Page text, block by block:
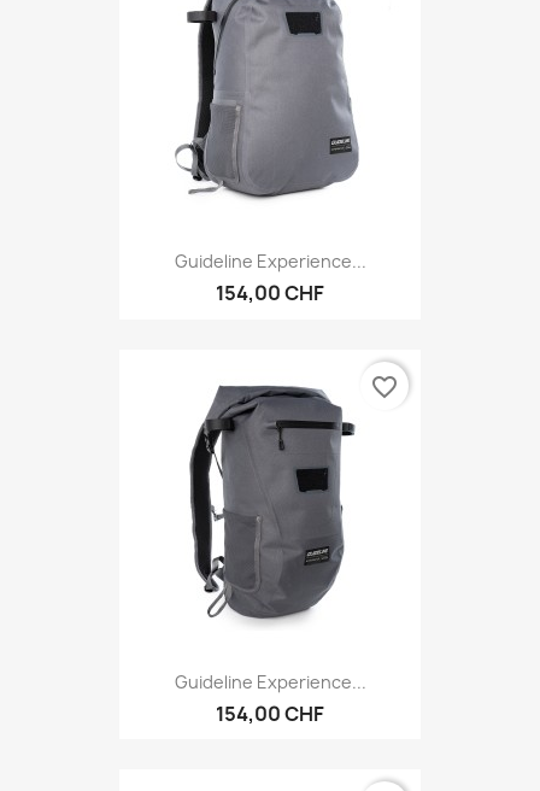
Guideline Experience...
154,00 CHF
Guideline Experience...
154,00 CHF
favorite_border